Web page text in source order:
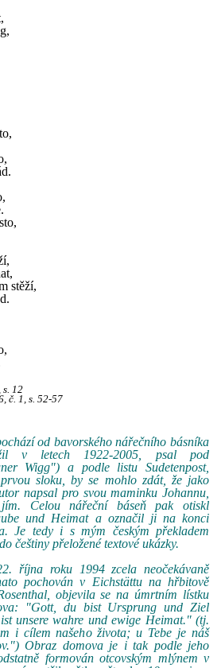
stěží,
s. 12
č. 1, s. 52-57
od bavorského nářečního básníka
v letech 1922-2005, psal pod
Wigg") a podle listu Sudetenpost,
sloku, by se mohlo zdát, že jako
napsal pro svou maminku Johannu,
Celou nářeční báseň pak otiskl
und Heimat a označil ji na konci
Je tedy i s mým českým překladem
češtiny přeložené textové ukázky.
října roku 1994 zcela neočekávaně
pochován v Eichstättu na hřbitově
objevila se na úmrtním lístku
"Gott, du bist Ursprung und Ziel
unsere wahre und ewige Heimat." (tj.
i cílem našeho života; u Tebe je náš
Obraz domova je i tak podle jeho
formován otcovským mlýnem v